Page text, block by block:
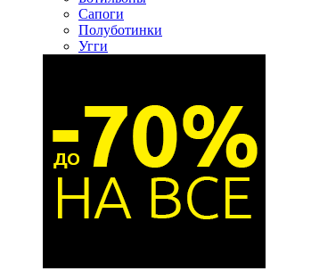
Сапоги
Полуботинки
Угги